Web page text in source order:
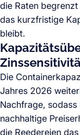
die Raten
das kurzfristige
bleibt.
Die
Jahres 2026
Nachfrage,
nachhaltige
die Reedereien